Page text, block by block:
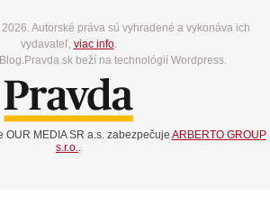
Autorské práva sú vyhradené a vykonáva ich
vydavateľ, viac info.
beží na technológií Wordpress.
OUR MEDIA SR a.s. zabezpečuje ARBERTO GROUP
s.r.o..